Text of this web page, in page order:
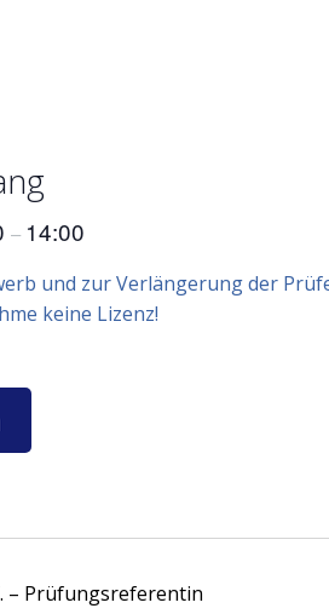
– 14:00
und zur Verlängerung der
keine Lizenz!
– Prüfungsreferentin